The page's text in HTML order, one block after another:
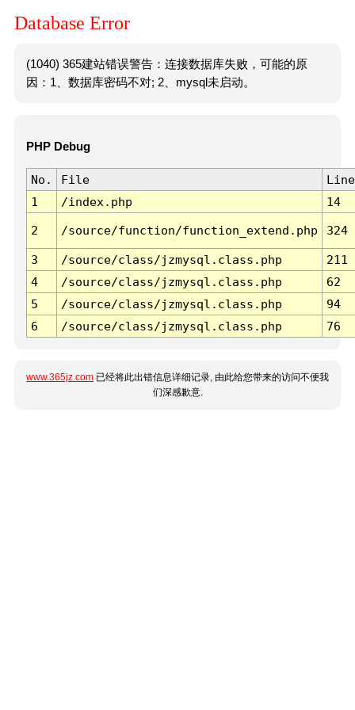
Database Error
(1040) 365建站错误警告：连接数据库失败，可能的原
因：1、数据库密码不对; 2、mysql未启动。
PHP Debug
No. File
Line
1
/index.php 14
2 /source/function/function_extend.php 324
3 /source/class/jzmysql.class.php
211
4
/source/class/jzmysql.class.php
62
5
/source/class/jzmysql.class.php
94
6
/source/class/jzmysql.class.php 76
www.365jz.com 已经将此出错信息详细记录, 由此给您带来的访问不便我
们深感歉意.